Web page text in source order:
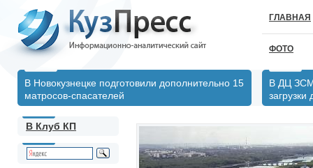
ГЛАВНАЯ
ФОТО
В Новокузнецке подготовили дополнительно 15
матросов-спасателей
В ДЦ
В Клуб КП